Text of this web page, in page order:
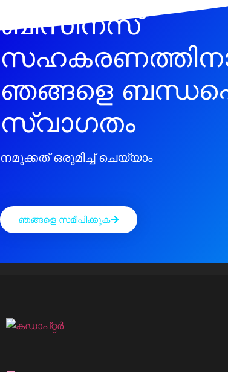
ബിസിനസ്
ഞങ്ങളെ
സ്വാഗതം
നമുക്കത് ഒരുമിച്ച് ചെയ്യാം
ഞങ്ങളെ സമീപിക്കുക